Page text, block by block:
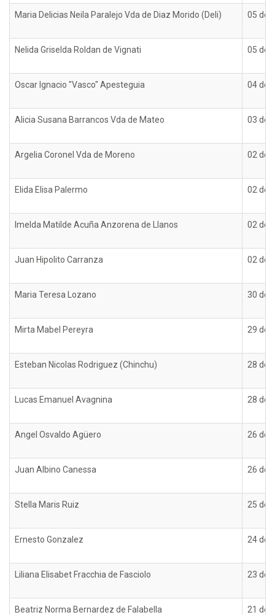
Maria Delicias Neila Paralejo Vda de Diaz Morido (Deli) 05 de
Nelida Griselda Roldan de Vignati 05 de
Oscar Ignacio "Vasco" Apesteguia 04 de
Alicia Susana Barrancos Vda de Mateo 03 de
Argelia Coronel Vda de Moreno 02 de
Elida Elisa Palermo 02 de
Imelda Matilde Acuña Anzorena de Llanos 02 de
Juan Hipolito Carranza 02 de
Maria Teresa Lozano 30 de
Mirta Mabel Pereyra 29 de
Esteban Nicolas Rodriguez (Chinchu) 28 de
Lucas Emanuel Avagnina 28 de
Angel Osvaldo Agüero 26 de
Juan Albino Canessa 26 de
Stella Maris Ruiz 25 de
Ernesto Gonzalez 24 de
Liliana Elisabet Fracchia de Fasciolo 23 de
Beatriz Norma Bernardez de Falabella 21 de